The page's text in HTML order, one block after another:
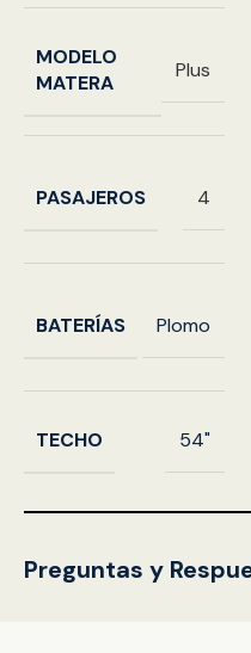
MODELO
MATERA
Plus
PASAJEROS 4
BATERÍAS Plomo
TECHO 54"
Preguntas y